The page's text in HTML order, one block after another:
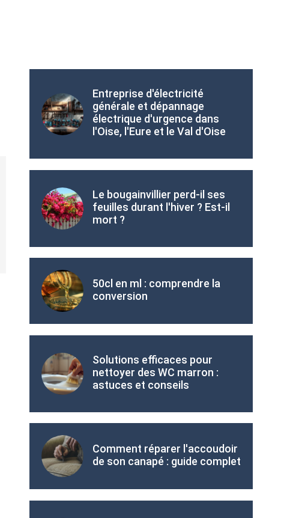
Entreprise d'électricité
générale et dépannage
électrique d'urgence dans
l'Oise, l'Eure et le Val d'Oise
Le bougainvillier perd-il ses
feuilles durant l'hiver ? Est-il
mort ?
50cl en ml : comprendre la
conversion
Solutions efficaces pour
nettoyer des WC marron :
astuces et conseils
Comment réparer l'accoudoir
de son canapé : guide complet